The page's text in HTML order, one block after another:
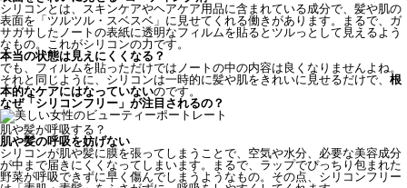
シリコンとは、スキンケアやヘアケア用品に含まれている成分で、髪や肌の
表面を「ツルツル・スベスベ」に見せてくれる働きがあります。まるで、ガ
サガサしたノートの表紙に透明なフィルムを貼るとツルっとして見えるよう
なもの。これがシリコンの力です。
本当の状態は見えにくくなる？
でも、フィルムを貼っただけではノートの中の内容は良くなりませんよね。
それと同じように、シリコンは一時的に髪や肌をきれいに見せるだけで、 根
本的なケアにはなっていないのです。
なぜ「シリコンフリー」が注目されるの？
肌や髪が呼吸する？
肌や髪の呼吸を妨げない
シリコンが肌や髪に膜を張ってしまうことで、空気や水分、必要な美容成分
が中まで届きにくくなってしまいます。まるで、ラップでぴっちり包まれた
野菜が呼吸できずに早く傷んでしまうようなもの。その点、シリコンフリー